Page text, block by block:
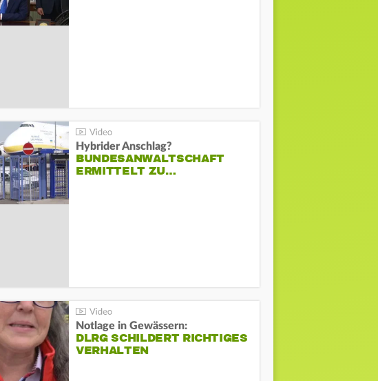
Hybrider Anschlag?
BUNDESANWALTSCHAFT
ERMITTELT ZU…
Notlage in Gewässern:
DLRG SCHILDERT RICHTIGES
VERHALTEN